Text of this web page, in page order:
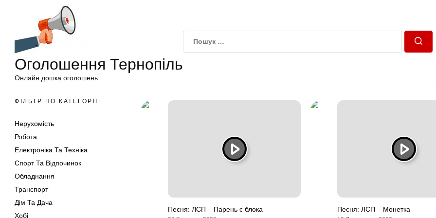
Оголошення Тернопіль
Онлайн дошка оголошень
ФІЛЬТР ПО КАТЕГОРІЇ
Нерухомість
Робота
Електроніка Та Техніка
Спорт Та Відпочинок
Обладнання
Транспорт
Дім Та Дача
Хобі
Песня: ЛСП – Парень с блока Песня: ЛСП – Монетка